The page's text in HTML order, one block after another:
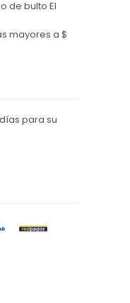
de bulto El
mayores a $
para su